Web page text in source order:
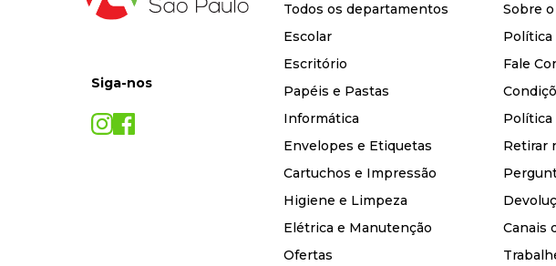
Siga-nos
Todos os departamentos
Escolar
Escritório
Papéis e Pastas
Informática
Envelopes e Etiquetas
Cartuchos e Impressão
Higiene e Limpeza
Elétrica e Manutenção
Ofertas
Sobre
Política
Fale
Política
Retirar
Canais